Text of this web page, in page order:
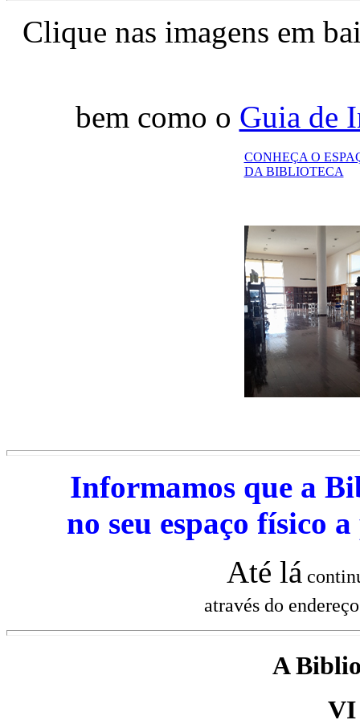
Clique nas imagens em
bem como o Guia de
CONHEÇA O
DA BIBLIOTECA
Informamos que a
no seu espaço físico a
Até lá
através do
A
VI